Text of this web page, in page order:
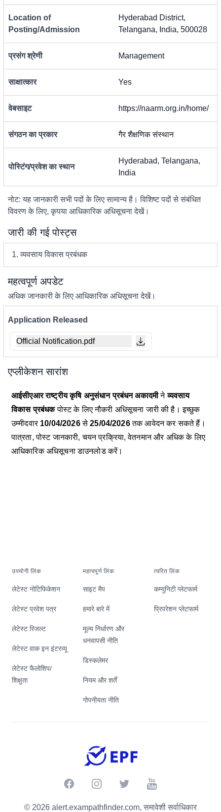
Location of
Posting/Admission
Hyderabad District,
Telangana, India, 500028
प्रसंग श्रेणी Management
साक्षात्कार Yes
वेबसाइट https://naarm.org.in/home/
संगठन का प्रकार गैर शैक्षणिक संस्थान
पोस्टिंग/प्रवेश का स्थान
Hyderabad, Telangana,
India
नोट: यह जानकारी सभी पदों के लिए सामान्य है। विशिष्ट पदों से संबंधित
विवरण के लिए, कृपया आधिकारिक अधिसूचना देखें।
जारी की गई पोस्ट्स
1. व्यवसाय विकास प्रबंधक
महत्वपूर्ण अपडेट
अधिक जानकारी के लिए आधिकारिक अधिसूचना देखें।
Application Released
Official Notification.pdf
एप्लीकेशन सारांश
आईसीएआर राष्ट्रीय कृषि अनुसंधान प्रबंधन अकादमीनेव्यवसाय
विकास प्रबंधकपोस्ट के लिए नौकरी अधिसूचना जारी की है। इच्छुक
उम्मीदवार 10/04/2026से25/04/2026तक आवेदन कर सकते हैं।
पात्रता, पोस्ट जानकारी, चयन प्रक्रिया, वेतनमान और अधिक के लिए
आधिकारिक अधिसूचना डाउनलोड करें।
उपयोगी लिंक
लेटेस्ट नोटिफिकेशन
लेटेस्ट प्रवेश पत्र
लेटेस्ट रिजल्ट
लेटेस्ट वाक इन इंटरव्यू
लेटेस्ट फैलोशिप/
शिक्षुता
महत्वपूर्ण लिंक
साइट मैप
हमारे बारे में
मूल्य निर्धारण और
धनवापसी नीति
डिस्कलेमर
नियम और शर्तें
गोपनीयता नीति
त्वरित लिंक
कम्युनिटी प्लेटफार्म
प्रिपरेशन प्लेटफार्म
FacebookInstagramTwitter Youtube
© 2026 alert.exampathfinder.com, समावेशी सर्वाधिकार